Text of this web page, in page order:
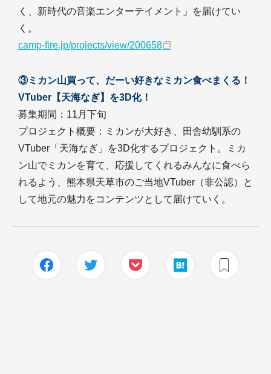
く、新時代の音楽エンターテイメント」を届けてい
く。
camp-fire.jp/projects/view/200658
③ミカン山買って、だーい好きなミカン食べまくる！
VTuber【天海なぎ】を3D化！
募集期間：11月下旬
プロジェクト概要：ミカンが大好き、田舎幼馴系の
VTuber「天海なぎ」を3D化するプロジェクト。ミカ
ン山でミカンを育て、応援してくれるみんなに食べら
れるよう、熊本県天草市のご当地VTuber（非公認）と
して地元の魅力をコンテンツとして届けていく。